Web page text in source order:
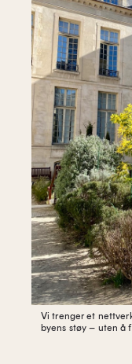
Vi trenger et
byens støy – uten å